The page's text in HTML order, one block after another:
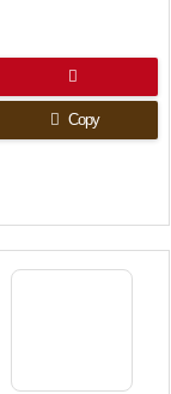
Copy